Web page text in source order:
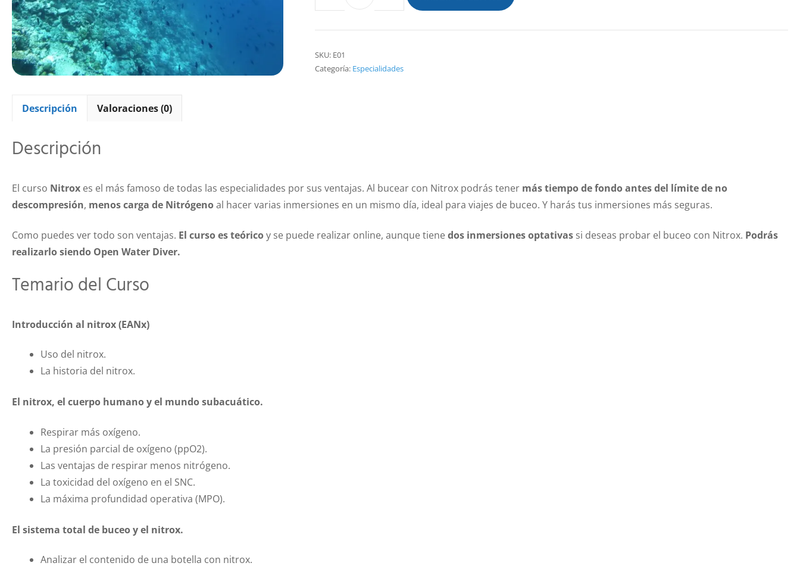
SKU: E01
Categoría: Especialidades
Descripción Valoraciones (0)
Descripción
El curso Nitrox es el más famoso de todas las especialidades por sus ventajas. Al bucear con Nitrox podrás tener más tiempo de fondo antes del límite de no
descompresión, menos carga de Nitrógenoal hacer varias inmersiones en un mismo día, ideal para viajes de buceo. Y harás tus inmersiones más seguras.
Como puedes ver todo son ventajas. El curso es teóricoy se puede realizar online, aunque tienedos inmersiones optativas si deseas probar el buceo con Nitrox. Podrás
realizarlo siendo Open Water Diver.
Temario del Curso
Introducción al nitrox (EANx)
Uso del nitrox.
La historia del nitrox.
El nitrox, el cuerpo humano y el mundo subacuático.
Respirar más oxígeno.
La presión parcial de oxígeno (ppO2).
Las ventajas de respirar menos nitrógeno.
La toxicidad del oxígeno en el SNC.
La máxima profundidad operativa (MPO).
El sistema total de buceo y el nitrox.
Analizar el contenido de una botella con nitrox.